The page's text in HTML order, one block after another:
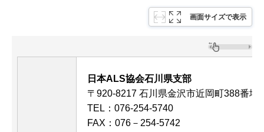
画面サイズで表示
日本ALS協会石川県支部
〒920-8217 石川県金沢市近岡町388番地1
TEL：076-254-5740
FAX：076－254-5742